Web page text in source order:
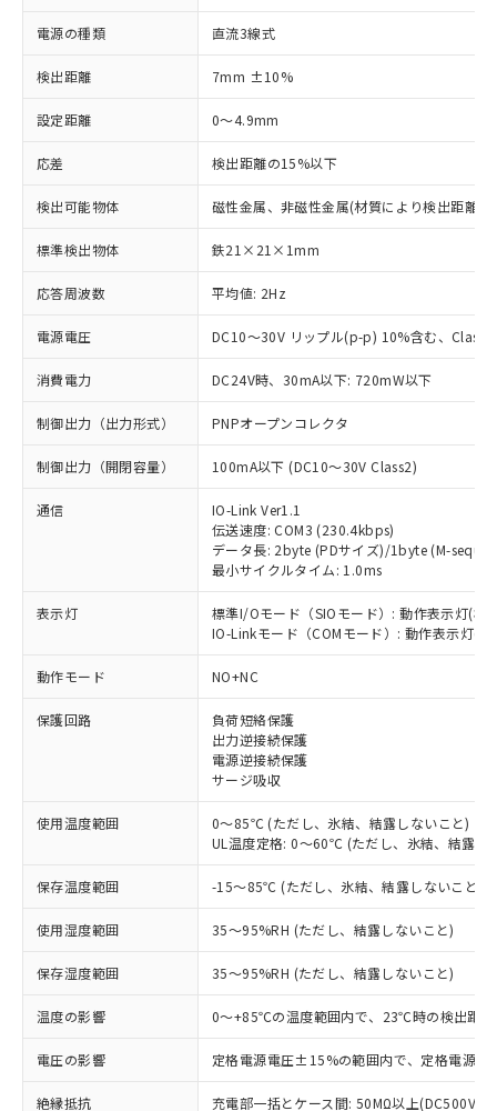
電源の種類 直流3線式
検出距離 7mm ±10%
設定距離 0～4.9mm
応差 検出距離の15%以下
検出可能物体 磁性金属、非磁性金属(材質により検出距離が
標準検出物体 鉄21×21×1mm
応答周波数 平均値: 2Hz
電源電圧 DC10～30V リップル(p-p) 10%含む、Class2
消費電力 DC24V時、30mA以下: 720mW以下
制御出力（出力形式） PNPオープンコレクタ
制御出力（開閉容量） 100mA以下 (DC10～30V Class2)
通信
IO-Link Ver1.1
伝送速度: COM3 (230.4kbps)
データ長: 2byte (PDサイズ)/1byte (M-
最小サイクルタイム: 1.0ms
表示灯
標準I/Oモード（SIOモード）: 動作表示灯(橙
IO-Linkモード（COMモード）: 動作表示灯(
動作モード NO+NC
保護回路
負荷短絡保護
出力逆接続保護
電源逆接続保護
サージ吸収
使用温度範囲
0～85℃ (ただし、氷結、結露しないこと)
UL温度定格: 0～60℃ (ただし、氷結、結露し
保存温度範囲 -15～85℃ (ただし、氷結、結露しないこと)
使用湿度範囲 35～95%RH (ただし、結露しないこと)
保存湿度範囲 35～95%RH (ただし、結露しないこと)
温度の影響 0～+85℃の温度範囲内で、23℃時の検出距
電圧の影響 定格電源電圧±15%の範囲内で、定格電源
絶縁抵抗 充電部一括とケース間: 50MΩ以上(DC500Vメ
ご利用条件
以下の条件をお読みいただき、同意のうえ
ご利用ください。
本サービスは、当社制御機器事業取扱
商品の当社在庫状況および標準価格
(税抜)を提供させていただくもので
当社制御機器事業取扱商品の中には、
本サービスの対象外となる商品もある
ことをご了承ください。
在庫状況および標準価格照会結果は、
対応済み：EU RoHS指令（10物質）の
非含有に対応した製品が提供可能な商品で
対応予定：EU RoHS指令（10物質）の非含
有に対応した製品に切り替える予定のある
商品です。
対応予定なし：EU RoHS指令（10物質）の
非含有に非対応の商品で、対応品を出す予
定はありません。
調査・確認中：EU RoHS指令（10物質）の
非含有の対応状況を調査中または確認中の
非該当品：ライセンス料など無形物で、有
害物質有無と関係のない商品です。
仕入先様の事情により、非含有部品として
いたものが、含有品と判明した場合などや
※1 中国RoHS○×表
「○」：最大均質材料含有率が中国RoHSの
基準値以下であることを示します。
「×」：最大均質材料含有率が中国RoHSの
基準値を超えていることを示します。
「－」：未確認です。当社販売部門へお問
い合わせください。
当社は、これら貴社製品のうち、外国
為替および外国貿易法に定める商品
（以下｢規制貨物等」という）を輸出